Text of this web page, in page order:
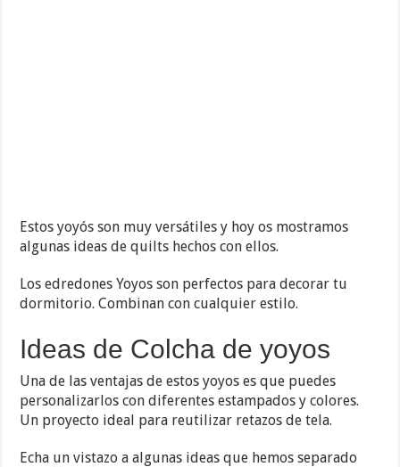
Estos yoyós son muy versátiles y hoy os mostramos
algunas ideas de quilts hechos con ellos.
Los edredones Yoyos son perfectos para decorar tu
dormitorio. Combinan con cualquier estilo.
Ideas de Colcha de yoyos
Una de las ventajas de estos yoyos es que puedes
personalizarlos con diferentes estampados y colores.
Un proyecto ideal para reutilizar retazos de tela.
Echa un vistazo a algunas ideas que hemos separado